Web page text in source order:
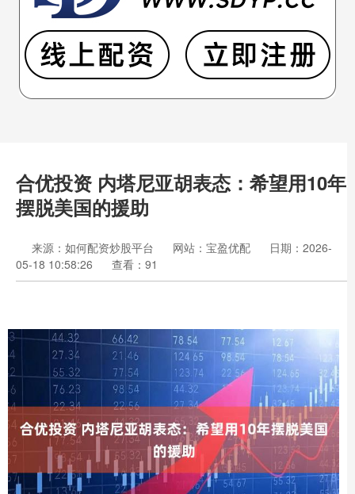
合优投资 内塔尼亚胡表态：希望用10年
摆脱美国的援助
来源：如何配资炒股平台 网站：宝盈优配
日期：2026-
05-18 10:58:26
查看：91